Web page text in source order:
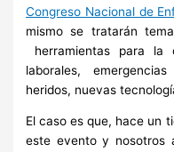
Congreso Nacional de
mismo se tratarán
herramientas para la
laborales,
heridos, nuevas
El caso es que, hace un
este evento y nosotros